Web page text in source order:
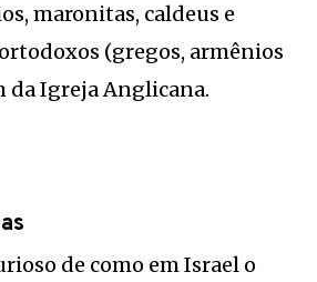
maronitas, caldeus e
(gregos, armênios
da Igreja Anglicana.
de como em Israel o